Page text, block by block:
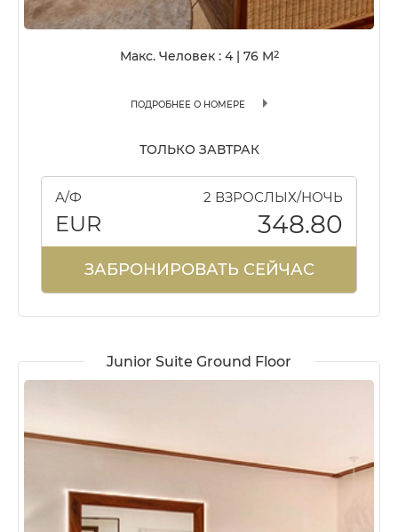
Макс. Человек : 4 76M2
ПОДРОБНЕЕ О НОМЕРЕ
ТОЛЬКО ЗАВТРАК
А/Ф 2 ВЗРОСЛЫХ/НОЧЬ
EUR 348.80
ЗАБРОНИРОВАТЬ СЕЙЧАС
Junior Suite Ground Floor